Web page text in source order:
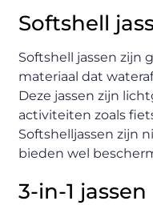
Softshell
Softshell jassen zijn
materiaal dat
Deze jassen zijn
activiteiten zoals
Softshelljassen zijn
bieden wel
3-in-1 jassen